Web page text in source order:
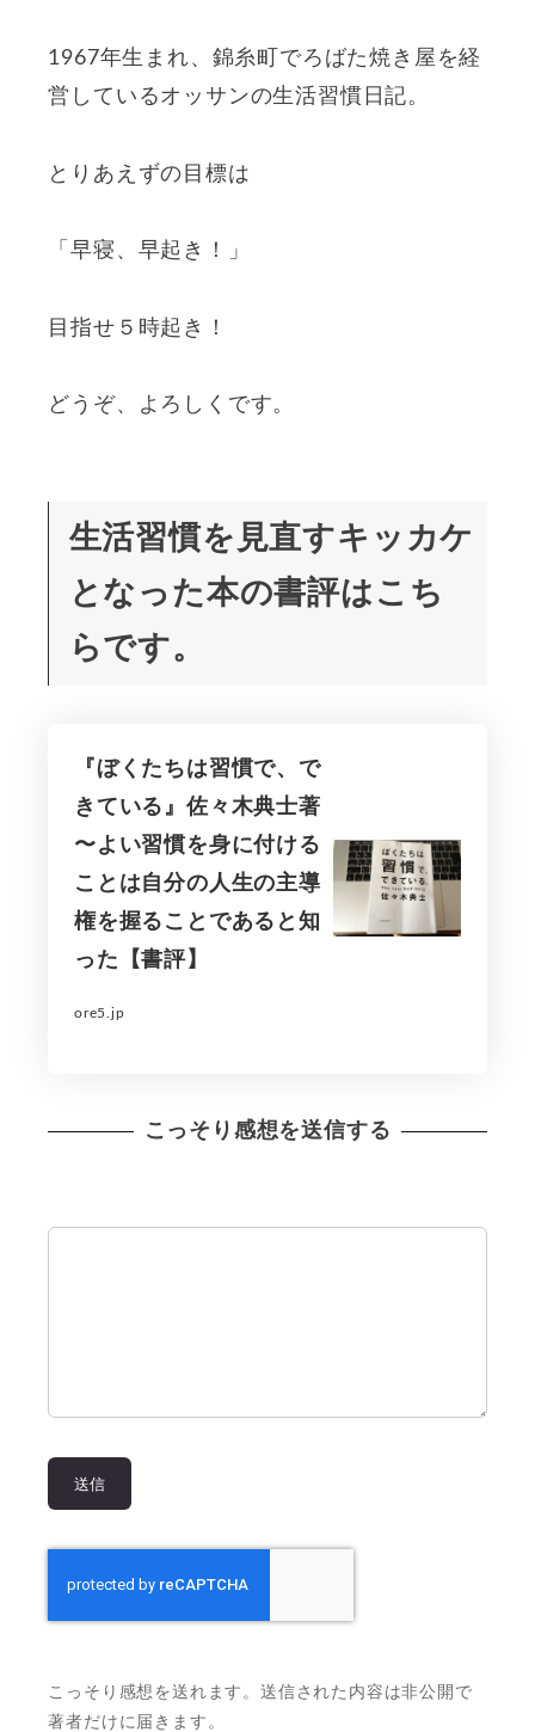
1967年生まれ、錦糸町でろばた焼き屋を経
営しているオッサンの生活習慣日記。
とりあえずの目標は
「早寝、早起き！」
目指せ５時起き！
どうぞ、よろしくです。
生活習慣を見直すキッカケ
となった本の書評はこち
らです。
『ぼくたちは習慣で、で
きている』佐々木典士著
〜よい習慣を身に付ける
ことは自分の人生の主導
権を握ることであると知
った【書評】
ore5.jp
こっそり感想を送信する
こっそり感想を送れます。送信された内容は非公開で
著者だけに届きます。